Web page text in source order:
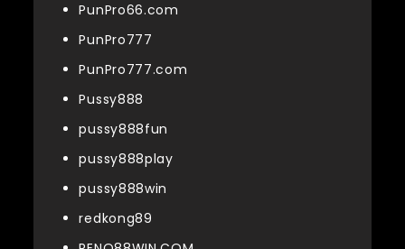
PunPro66.com
PunPro777
PunPro777.com
Pussy888
pussy888fun
pussy888play
pussy888win
redkong89